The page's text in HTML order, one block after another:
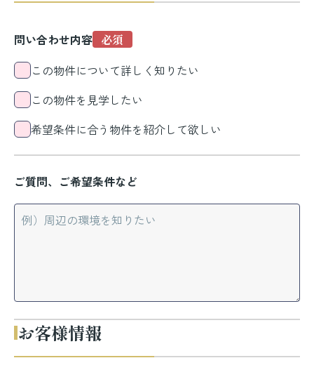
問い合わせ内容
この物件について詳しく知りたい
この物件を見学したい
希望条件に合う物件を紹介して欲しい
ご質問、ご希望条件など
お客様情報